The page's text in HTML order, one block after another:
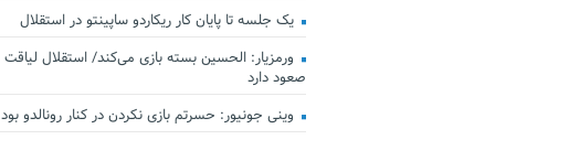
یک جلسه تا پایان کار ریکاردو ساپینتو در استقلال
ورمزیار: الحسین بسته بازی می‌کند/ استقلال لیاقت
صعود دارد
وینی جونیور: حسرتم بازی نکردن در کنار رونالدو بود